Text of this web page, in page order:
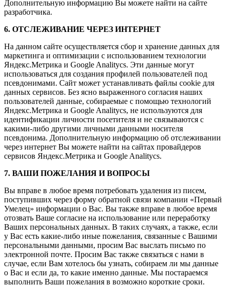
Дополнительную информацию Вы можете найти на сайте
разработчика.
6. ОТСЛЕЖИВАНИЕ ЧЕРЕЗ ИНТЕРНЕТ
На данном сайте осуществляется сбор и хранение данных для
маркетинга и оптимизации с использованием технологии
Яндекс.Метрика и Google Analitycs. Эти данные могут
использоваться для создания профилей пользователей под
псевдонимами. Сайт может устанавливать файлы cookie для
данных сервисов. Без ясно выраженного согласия наших
пользователей данные, собираемые с помощью технологий
Яндекс.Метрика и Google Analitycs, не используются для
идентификации личности посетителя и не связываются с
какими-либо другими личными данными носителя
псевдонима. Дополнительную информацию об отслеживании
через интернет Вы можете найти на сайтах провайдеров
сервисов Яндекс.Метрика и Google Analitycs.
7. ВАШИ ПОЖЕЛАНИЯ И ВОПРОСЫ
Вы вправе в любое время потребовать удаления из писем,
поступивших через форму обратной связи компании «Первый
Умелец» информации о Вас. Вы также вправе в любое время
отозвать Ваше согласие на использование или переработку
Ваших персональных данных. В таких случаях, а также, если
у Вас есть какие-либо иные пожелания, связанные с Вашими
персональными данными, просим Вас выслать письмо по
электронной почте. Просим Вас также связаться с нами в
случае, если Вам хотелось бы узнать, собираем ли мы данные
о Вас и если да, то какие именно данные. Мы постараемся
выполнить Ваши пожелания в возможно короткие сроки.